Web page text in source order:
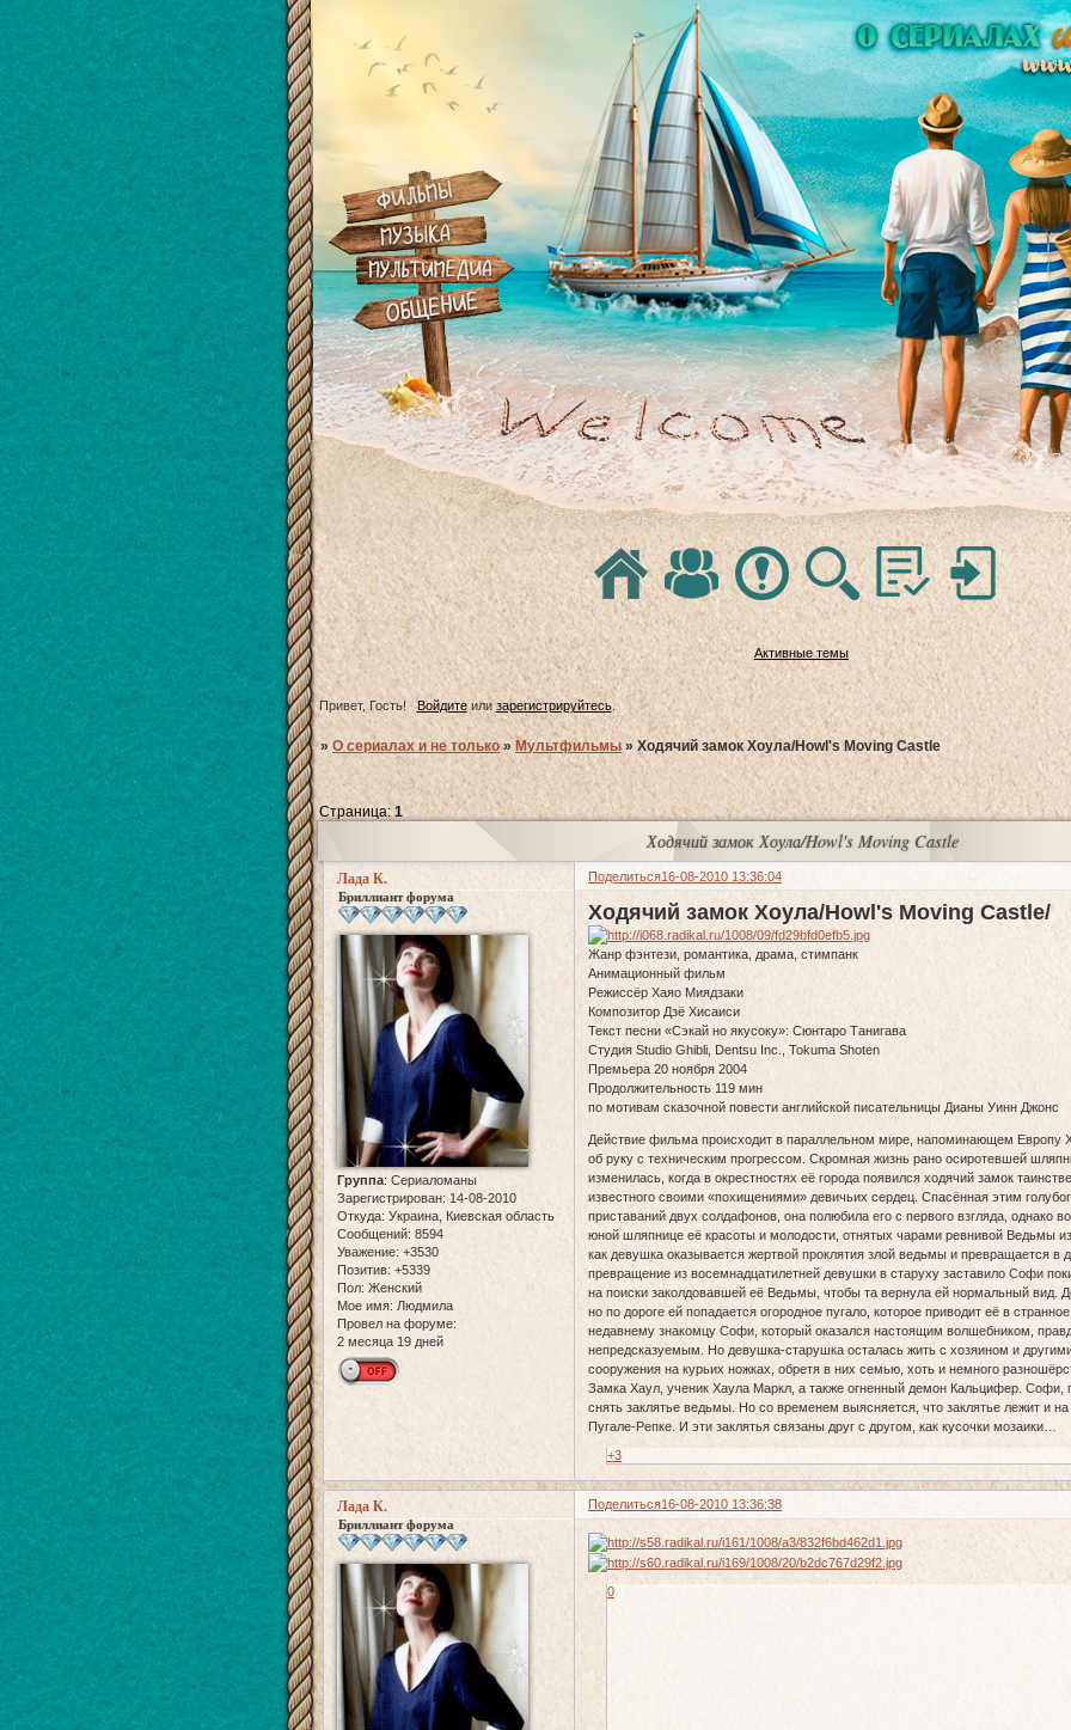
Активные темы
Привет, Гость! Войдитеилизарегистрируйтесь.
»О сериалах и не только »Мультфильмы »Ходячий замок Хоула/Howl's Moving Castle
Ходячий замок Хоула/Howl's Moving Castle
Страница:1
Поделиться16-08-2010 13:36:04
Лада К.
Бриллиант форума
Группа: Сериаломаны
Зарегистрирован: 14-08-2010
Откуда: Украина, Киевская область
Сообщений: 8594
Уважение: +3530
Позитив: +5339
Пол: Женский
Мое имя: Людмила
Провел на форуме:
2 месяца 19 дней
Ходячий замок Хоула/Howl's Moving Castle/
Жанр фэнтези, романтика, драма, стимпанк
Анимационный фильм
Режиссёр Хаяо Миядзаки
Композитор Дзё Хисаиси
Текст песни «Сэкай но якусоку»: Сюнтаро Танигава
Студия Studio Ghibli, Dentsu Inc., Tokuma Shoten
Премьера 20 ноября 2004
Продолжительность 119 мин
по мотивам сказочной повести английской писательницы Дианы Уинн Джонс
Действие фильма происходит в параллельном мире, напоминающем Европу
об руку с техническим прогрессом. Скромная жизнь рано осиротевшей
изменилась, когда в окрестностях её города появился ходячий замок
известного своими «похищениями» девичьих сердец. Спасённая этим
приставаний двух солдафонов, она полюбила его с первого взгляда, однако
юной шляпнице её красоты и молодости, отнятых чарами ревнивой Ведьмы
как девушка оказывается жертвой проклятия злой ведьмы и превращается
превращение из восемнадцатилетней девушки в старуху заставило Софи
на поиски заколдовавшей её Ведьмы, чтобы та вернула ей нормальный вид.
но по дороге ей попадается огородное пугало, которое приводит её в
недавнему знакомцу Софи, который оказался настоящим волшебником,
непредсказуемым. Но девушка-старушка осталась жить с хозяином и другими
сооружения на курьих ножках, обретя в них семью, хоть и немного
Замка Хаул, ученик Хаула Маркл, а также огненный демон Кальцифер. Софи,
снять заклятье ведьмы. Но со временем выясняется, что заклятье лежит и
Пугале-Репке. И эти заклятья связаны друг с другом, как кусочки мозаики…
+3
Поделиться16-08-2010 13:36:38
Лада К.
Бриллиант форума
0